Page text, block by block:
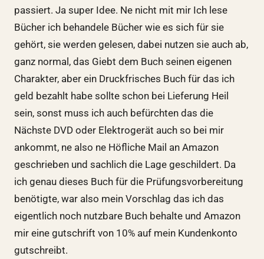
passiert. Ja super Idee. Ne nicht mit mir Ich lese
Bücher ich behandele Bücher wie es sich für sie
gehört, sie werden gelesen, dabei nutzen sie auch ab,
ganz normal, das Giebt dem Buch seinen eigenen
Charakter, aber ein Druckfrisches Buch für das ich
geld bezahlt habe sollte schon bei Lieferung Heil
sein, sonst muss ich auch befürchten das die
Nächste DVD oder Elektrogerät auch so bei mir
ankommt, ne also ne Höfliche Mail an Amazon
geschrieben und sachlich die Lage geschildert. Da
ich genau dieses Buch für die Prüfungsvorbereitung
benötigte, war also mein Vorschlag das ich das
eigentlich noch nutzbare Buch behalte und Amazon
mir eine gutschrift von 10% auf mein Kundenkonto
gutschreibt.